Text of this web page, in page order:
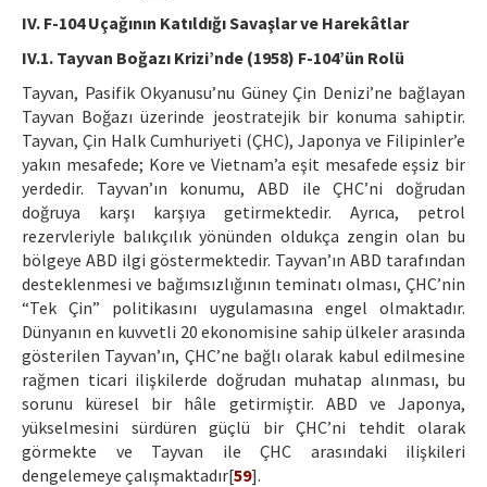
IV. F-104 Uçağının Katıldığı Savaşlar ve Harekâtlar
IV.1. Tayvan Boğazı Krizi’nde (1958) F-104’ün Rolü
Tayvan, Pasifik Okyanusu’nu Güney Çin Denizi’ne bağlayan
Tayvan Boğazı üzerinde jeostratejik bir konuma sahiptir.
Tayvan, Çin Halk Cumhuriyeti (ÇHC), Japonya ve Filipinler’e
yakın mesafede; Kore ve Vietnam’a eşit mesafede eşsiz bir
yerdedir. Tayvan’ın konumu, ABD ile ÇHC’ni doğrudan
doğruya karşı karşıya getirmektedir. Ayrıca, petrol
rezervleriyle balıkçılık yönünden oldukça zengin olan bu
bölgeye ABD ilgi göstermektedir. Tayvan’ın ABD tarafından
desteklenmesi ve bağımsızlığının teminatı olması, ÇHC’nin
“Tek Çin” politikasını uygulamasına engel olmaktadır.
Dünyanın en kuvvetli 20 ekonomisine sahip ülkeler arasında
gösterilen Tayvan’ın, ÇHC’ne bağlı olarak kabul edilmesine
rağmen ticari ilişkilerde doğrudan muhatap alınması, bu
sorunu küresel bir hâle getirmiştir. ABD ve Japonya,
yükselmesini sürdüren güçlü bir ÇHC’ni tehdit olarak
görmekte ve Tayvan ile ÇHC arasındaki ilişkileri
dengelemeye çalışmaktadır[59].